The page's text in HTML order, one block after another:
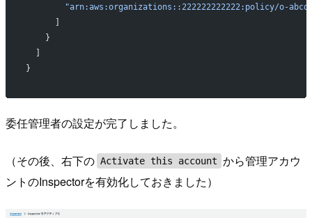
"arn:aws:organizations::222222222222:policy/o-
    }
}
委任管理者の設定が完了しました。
（その後、右下の Activate this account から管理アカウ
ントのInspectorを有効化しておきました）